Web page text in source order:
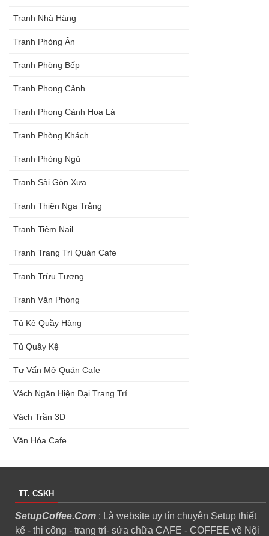
Tranh Nhà Hàng
Tranh Phòng Ăn
Tranh Phòng Bếp
Tranh Phong Cảnh
Tranh Phong Cảnh Hoa Lá
Tranh Phòng Khách
Tranh Phòng Ngủ
Tranh Sài Gòn Xưa
Tranh Thiên Nga Trắng
Tranh Tiệm Nail
Tranh Trang Trí Quán Cafe
Tranh Trừu Tượng
Tranh Văn Phòng
Tủ Kệ Quầy Hàng
Tủ Quầy Kệ
Tư Vấn Mở Quán Cafe
Vách Ngăn Hiện Đại Trang Trí
Vách Trần 3D
Văn Hóa Cafe
TT. CSKH
SetupCoffee.Com : Là website uy tín chuyên Setup thiết
kế - thi công - trang trí- sửa chữa CAFE - COFFEE về Nội